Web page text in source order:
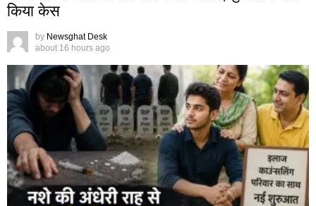
किया केस
by Newsghat Desk
about 16 hours ago